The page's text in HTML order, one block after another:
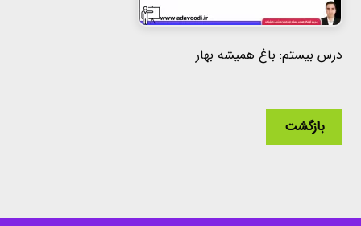
درس بیستم: باغ همیشه بهار
بازگشت